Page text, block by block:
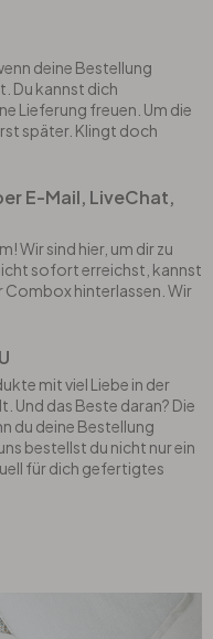
deine Bestellung
Du kannst dich
Lieferung freuen. Um die
später. Klingt doch
E-Mail, LiveChat,
Wir sind hier, um dir zu
sofort erreichst, kannst
Combox hinterlassen. Wir
mit viel Liebe in der
Und das Beste daran? Die
du deine Bestellung
bestellst du nicht nur ein
für dich gefertigtes